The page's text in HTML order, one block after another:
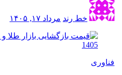
خط رند مرداد ۱۷, ۱۴۰۵
فناوری